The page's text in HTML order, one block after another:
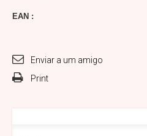
EAN :
Enviar a um amigo
Print